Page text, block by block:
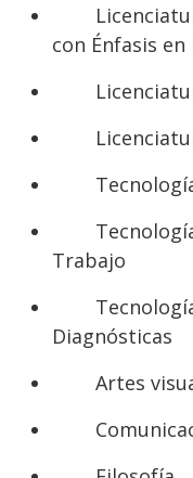
con Énfasis en
Trabajo
Diagnósticas
Artes